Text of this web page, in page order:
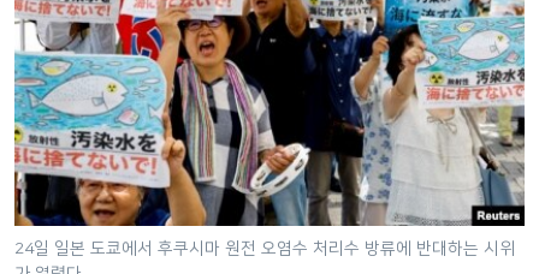
24일 일본 도쿄에서 후쿠시마 원전 오염수 처리수 방류에 반대하는 시위